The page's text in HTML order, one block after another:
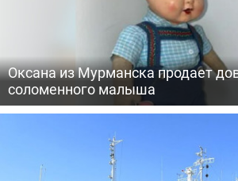
Оксана из Мурманска продает
соломенного малыша